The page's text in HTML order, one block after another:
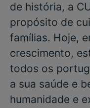
de história, a
propósito de
famílias. Hoje,
crescimento,
todos os
a sua saúde e
humanidade e